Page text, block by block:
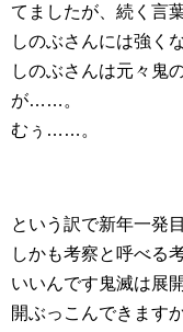
てましたが、続く言
しのぶさんには強く
しのぶさんは元々鬼
が……。
むぅ……。
という訳で新年一発
しかも考察と呼べる
いいんです鬼滅は展
開ぶっこんできます